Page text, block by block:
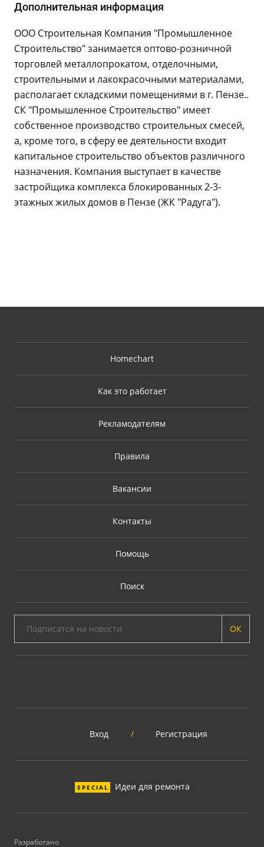
Дополнительная информация
ООО Строительная Компания "Промышленное
Строительство" занимается оптово-розничной
торговлей металлопрокатом, отделочными,
строительными и лакокрасочными материалами,
располагает складскими помещениями в г. Пензе..
СК "Промышленное Строительство" имеет
собственное производство строительных смесей,
а, кроме того, в сферу ее деятельности входит
капитальное строительство объектов различного
назначения. Компания выступает в качестве
застройщика комплекса блокированных 2-3-
этажных жилых домов в Пензе (ЖК "Радуга").
Homechart
Как это работает
Рекламодателям
Правила
Вакансии
Контакты
Помощь
Поиск
ОК
Вход / Регистрация
SPECIAL Идеи для ремонта
Разработано